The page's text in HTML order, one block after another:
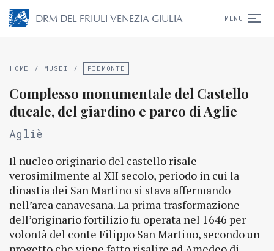
DRM DEL FRIULI VENEZIA GIULIA MENU
HOME / MUSEI / PIEMONTE
Complesso monumentale del Castello
ducale, del giardino e parco di Aglie
Agliè
Il nucleo originario del castello risale
verosimilmente al XII secolo, periodo in cui la
dinastia dei San Martino si stava affermando
nell’area canavesana. La prima trasformazione
dell’originario fortilizio fu operata nel 1646 per
volontà del conte Filippo San Martino, secondo un